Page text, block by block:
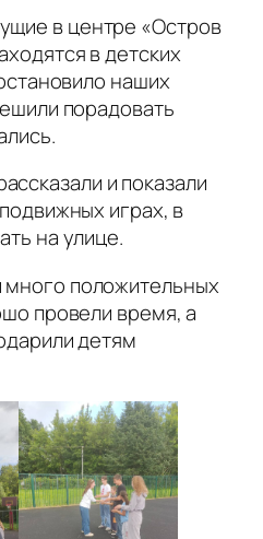
в центре «Остров
в детских
наших
порадовать
и показали
играх, в
на улице.
много положительных
провели время, а
детям